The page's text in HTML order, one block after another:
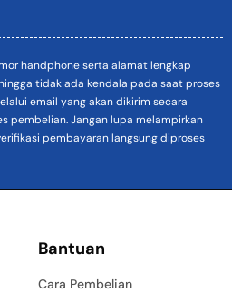
handphone serta alamat lengkap
tidak ada kendala pada saat proses
email yang akan dikirim secara
pembelian. Jangan lupa melampirkan
pembayaran langsung diproses
Bantuan
Cara Pembelian